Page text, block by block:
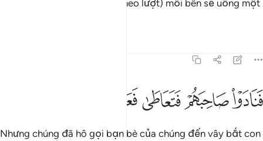
giữa chúng và con lạc đà, (theo lượt) mỗi bên sẽ uống một
فنادوا صاحبهم فتعاطى فعقر ٢٩
فَنَادَوْا۟ صَاحِبَهُمْ فَتَعَاطَىٰ فَعَقَرَ ٢٩
ﱋﱌﱍﱎ
Nhưng chúng đã hô gọi bạn bè của chúng đến vây bắt con